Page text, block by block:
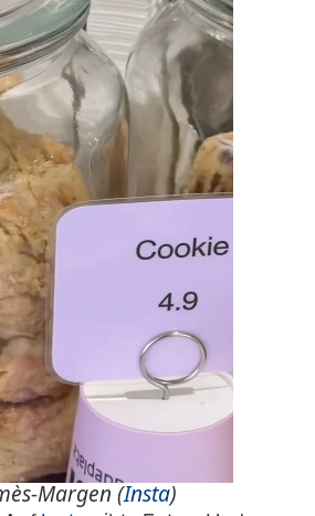
Margen (Insta)